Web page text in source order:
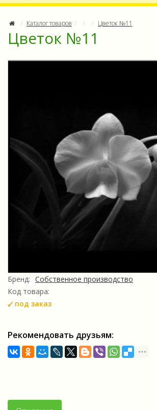
Каталог товаров Цветок №11
Цветок №11
Бренд: Собственное производство
Код товара:
под заказ
Рекомендовать друзьям: